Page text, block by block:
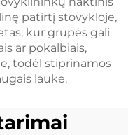
patirtį stovykloje,
kur grupės gali
ar pokalbiais,
todėl stiprinamos
lauke.